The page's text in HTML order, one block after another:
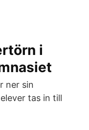
i
ner sin
tas in till